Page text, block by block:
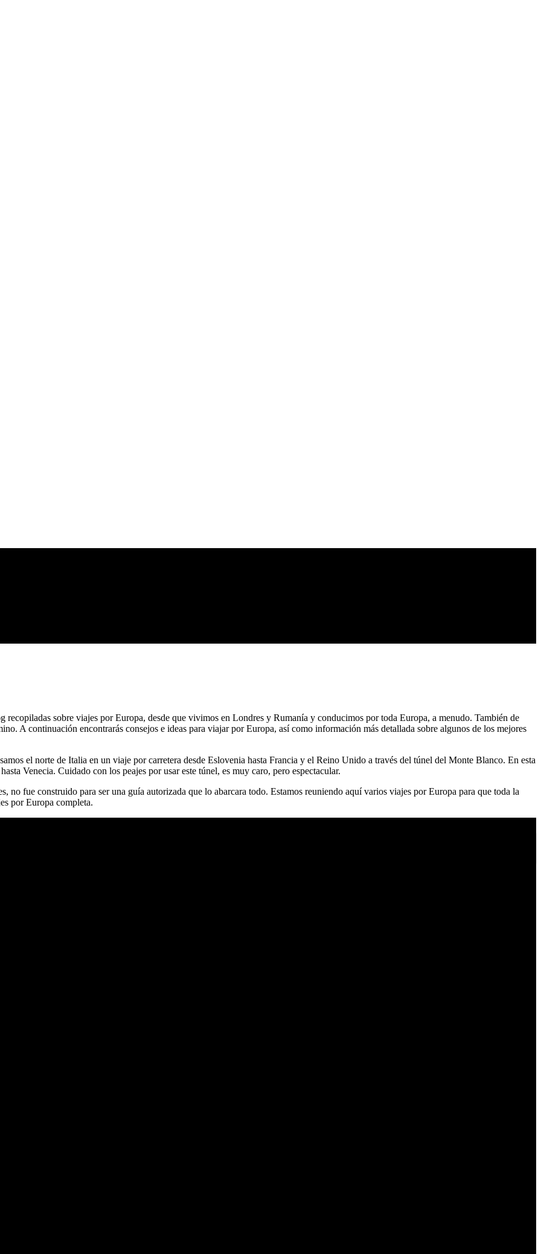
recopiladas sobre viajes por Europa, desde que vivimos en Londres y Rumanía y conducimos por toda Europa, a menudo. También de
A continuación encontrarás consejos e ideas para viajar por Europa, así como información más detallada sobre algunos de los mejores
el norte de Italia en un viaje por carretera desde Eslovenia hasta Francia y el Reino Unido a través del túnel del Monte Blanco. En esta
Venecia. Cuidado con los peajes por usar este túnel, es muy caro, pero espectacular.
no fue construido para ser una guía autorizada que lo abarcara todo. Estamos reuniendo aquí varios viajes por Europa para que toda la
por Europa completa.